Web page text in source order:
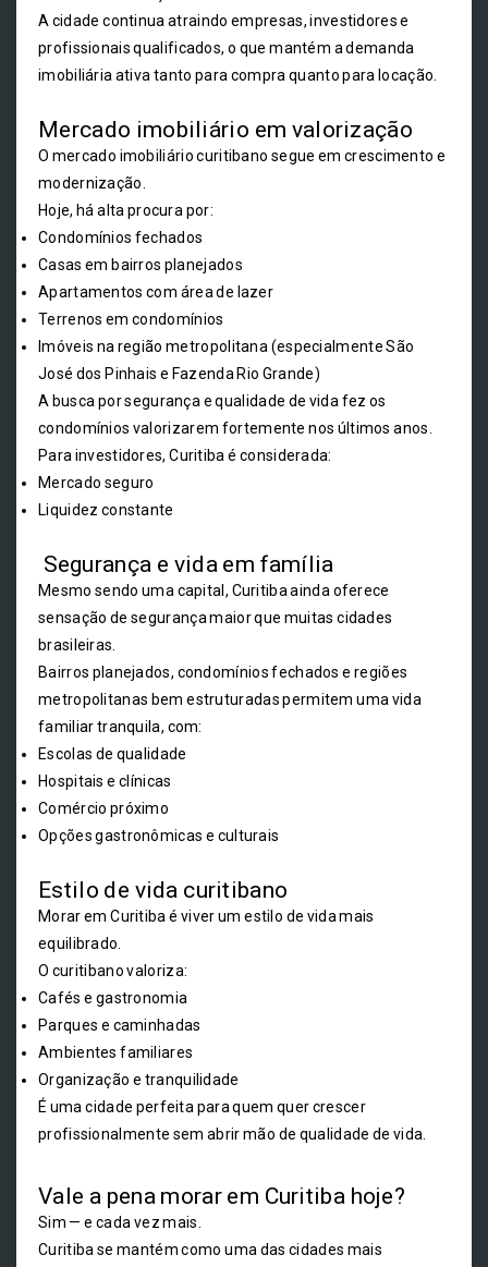
A cidade continua atraindo empresas, investidores e
profissionais qualificados, o que mantém a demanda
imobiliária ativa tanto para compra quanto para locação.
Mercado imobiliário em valorização
O mercado imobiliário curitibano segue em crescimento e
modernização.
Hoje, há alta procura por:
Condomínios fechados
Casas em bairros planejados
Apartamentos com área de lazer
Terrenos em condomínios
Imóveis na região metropolitana (especialmente São
José dos Pinhais e Fazenda Rio Grande)
A busca por segurança e qualidade de vida fez os
condomínios valorizarem fortemente nos últimos anos.
Para investidores, Curitiba é considerada:
Mercado seguro
Liquidez constante
Segurança e vida em família
Mesmo sendo uma capital, Curitiba ainda oferece
sensação de segurança maior que muitas cidades
brasileiras.
Bairros planejados, condomínios fechados e regiões
metropolitanas bem estruturadas permitem uma vida
familiar tranquila, com:
Escolas de qualidade
Hospitais e clínicas
Comércio próximo
Opções gastronômicas e culturais
Estilo de vida curitibano
Morar em Curitiba é viver um estilo de vida mais
equilibrado.
O curitibano valoriza:
Cafés e gastronomia
Parques e caminhadas
Ambientes familiares
Organização e tranquilidade
É uma cidade perfeita para quem quer crescer
profissionalmente sem abrir mão de qualidade de vida.
Vale a pena morar em Curitiba hoje?
Sim — e cada vez mais.
Curitiba se mantém como uma das cidades mais